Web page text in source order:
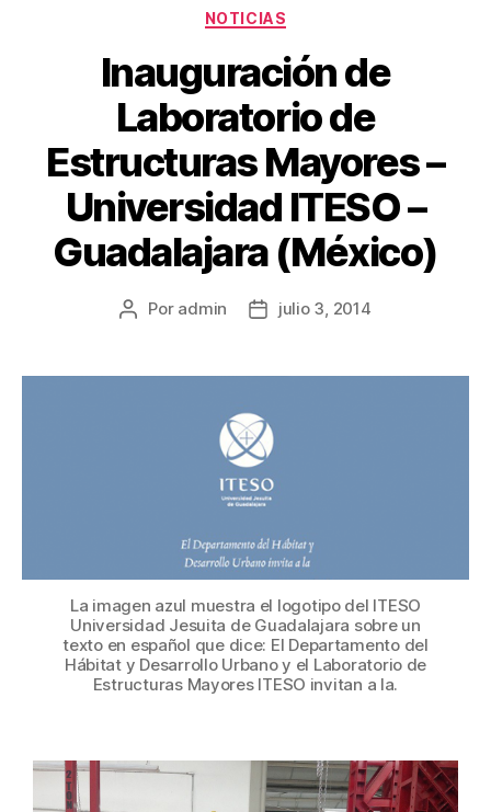
NOTICIAS
Inauguración de
Laboratorio de
Estructuras Mayores –
Universidad ITESO –
Guadalajara (México)
Por admin julio 3, 2014
La imagen azul muestra el logotipo del ITESO
Universidad Jesuita de Guadalajara sobre un
texto en español que dice: El Departamento del
Hábitat y Desarrollo Urbano y el Laboratorio de
Estructuras Mayores ITESO invitan a la.